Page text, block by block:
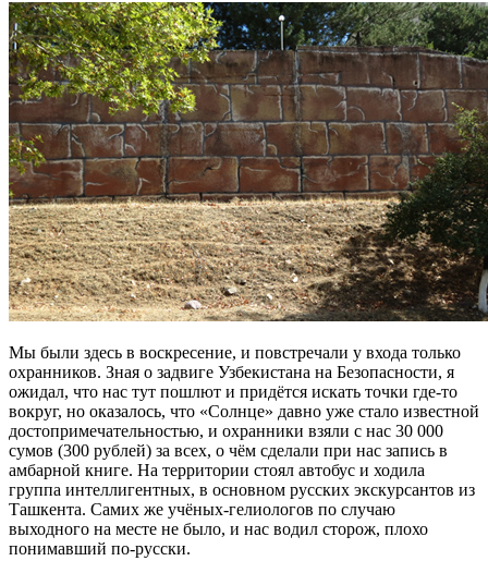
Мы были здесь в воскресение, и повстречали у входа только
охранников. Зная о задвиге Узбекистана на Безопасности, я
ожидал, что нас тут пошлют и придётся искать точки где-то
вокруг, но оказалось, что «Солнце» давно уже стало известной
достопримечательностью, и охранники взяли с нас 30 000
сумов (300 рублей) за всех, о чём сделали при нас запись в
амбарной книге. На территории стоял автобус и ходила
группа интеллигентных, в основном русских экскурсантов из
Ташкента. Самих же учёных-гелиологов по случаю
выходного на месте не было, и нас водил сторож, плохо
понимавший по-русски.